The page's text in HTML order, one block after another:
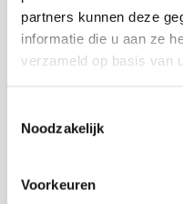
partners kunnen deze
informatie die u aan ze
verzameld op basis van
Noodzakelijk
Voorkeuren
(bij afname van 1
doos)